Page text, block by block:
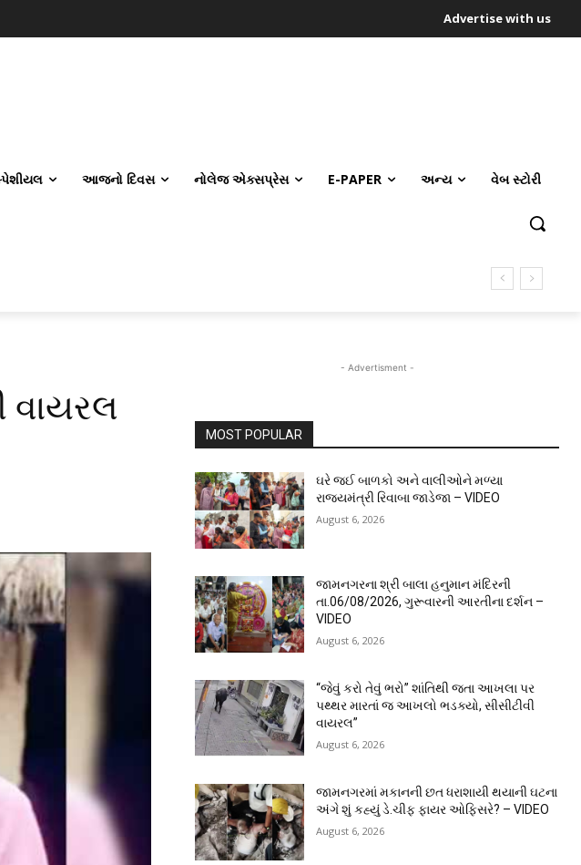
Advertise with us
આજનો દિવસ નોલેજ એક્સપ્રેસ E-PAPER અન્ય વેબ સ્ટોરી
વાયરલ
- Advertisment -
MOST POPULAR
ઘરે જઈ બાળકો અને વાલીઓને મળ્યા
રાજ્યમંત્રી રિવાબા જાડેજા – VIDEO
August 6, 2026
જામનગરના શ્રી બાલા હનુમાન મંદિરની
તા.06/08/2026, ગુરૂવારની આરતીના દર્શન –
VIDEO
August 6, 2026
“જેવું કરો તેવું ભરો” શાંતિથી જતા આખલા પર
પથ્થર મારતાં જ આખલો ભડક્યો, સીસીટીવી
વાયરલ”
August 6, 2026
જામનગરમાં મકાનની છત ધરાશાયી થયાની ઘટના
અંગે શું કહ્યું ડે.ચીફ ફાયર ઓફિસરે? – VIDEO
August 6, 2026